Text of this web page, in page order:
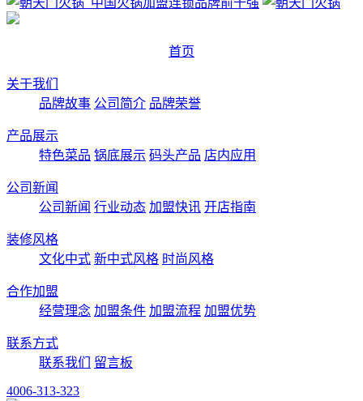
首页
关于我们
品牌故事 公司简介 品牌荣誉
产品展示
特色菜品 锅底展示 码头产品 店内应用
公司新闻
公司新闻 行业动态 加盟快讯 开店指南
装修风格
文化中式 新中式风格 时尚风格
合作加盟
经营理念 加盟条件 加盟流程 加盟优势
联系方式
联系我们
留言板
4006-313-323